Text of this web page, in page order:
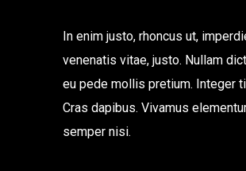
In enim justo, rhoncus ut,
venenatis vitae, justo. Nullam
eu pede mollis pretium. Integer
Cras dapibus. Vivamus
semper nisi.